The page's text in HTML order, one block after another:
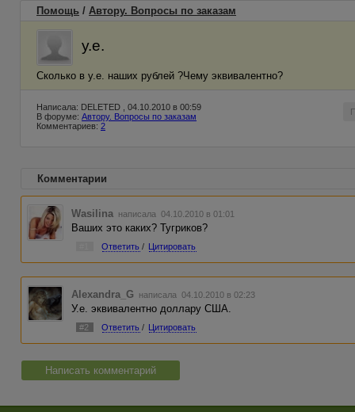
Помощь / Автору. Вопросы по заказам
у.е.
Сколько в у.е. наших рублей ?Чему эквивалентно?
Написала: DELETED , 04.10.2010 в 00:59
В форуме: Автору. Вопросы по заказам
Комментариев: 2
Комментарии
Wasilina написала 04.10.2010 в 01:01
Ваших это каких? Тугриков?
Ответить / Цитировать
Alexandra_G написала 04.10.2010 в 02:23
У.е. эквивалентно доллару США.
#2 Ответить / Цитировать
Написать комментарий